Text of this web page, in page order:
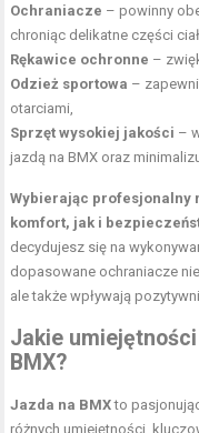
Ochraniacze – powinny
chroniąc delikatne części
Rękawice ochronne –
Odzież sportowa –
otarciami,
Sprzęt wysokiej jakości –
jazdą na BMX oraz
Wybierając profesjonalny
komfort, jak i
decydujesz się na
dopasowane ochraniacze
ale także wpływają
Jakie
BMX?
Jazda na BMXto
różnych umiejętności,